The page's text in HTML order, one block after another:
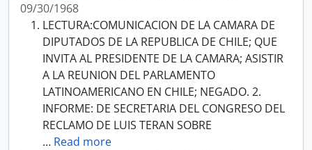
09/30/1968
LECTURA:COMUNICACION DE LA CAMARA DE
DIPUTADOS DE LA REPUBLICA DE CHILE; QUE
INVITA AL PRESIDENTE DE LA CAMARA; ASISTIR
A LA REUNION DEL PARLAMENTO
LATINOAMERICANO EN CHILE; NEGADO. 2.
INFORME: DE SECRETARIA DEL CONGRESO DEL
RECLAMO DE LUIS TERAN SOBRE
… Read more